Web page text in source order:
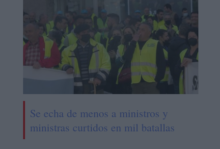
Se echa de menos a ministros y
ministras curtidos en mil batallas